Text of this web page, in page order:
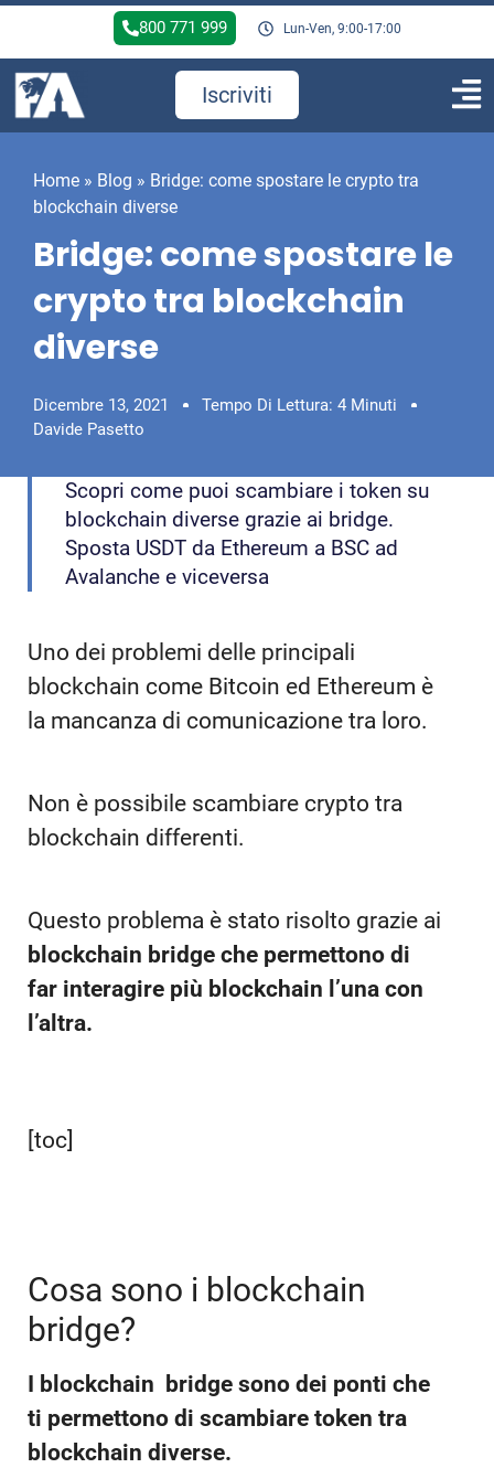
800 771 999 Lun-Ven, 9:00-17:00
Iscriviti
Home » Blog » Bridge: come spostare le crypto tra
blockchain diverse
Bridge: come spostare le
crypto tra blockchain
diverse
Dicembre 13, 2021
Tempo Di Lettura: 4 Minuti
Davide Pasetto
Scopri come puoi scambiare i token su
blockchain diverse grazie ai bridge.
Sposta USDT da Ethereum a BSC ad
Avalanche e viceversa
Uno dei problemi delle principali
blockchain come Bitcoin ed Ethereum è
la mancanza di comunicazione tra loro.
Non è possibile scambiare crypto tra
blockchain differenti.
Questo problema è stato risolto grazie ai
blockchain bridge che permettono di
far interagire più blockchain l’una con
l’altra.
[toc]
Cosa sono i blockchain
bridge?
I blockchain bridge sono dei ponti che
ti permettono di scambiare token tra
blockchain diverse.